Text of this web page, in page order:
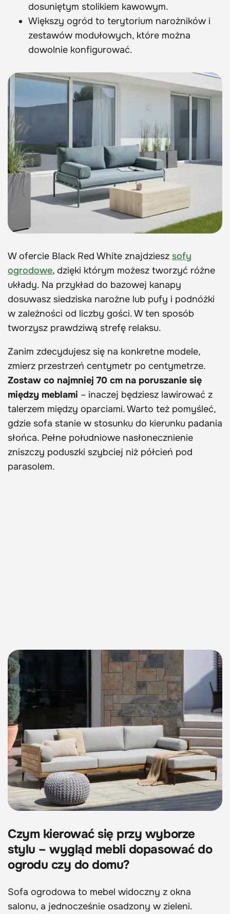
dosuniętym stolikiem kawowym.
Większy ogród to terytorium narożników i
zestawów modułowych, które można
dowolnie konfigurować.
W ofercie Black Red White znajdziesz sofy
ogrodowe, dzięki którym możesz tworzyć różne
układy. Na przykład do bazowej kanapy
dosuwasz siedziska narożne lub pufy i podnóżki
w zależności od liczby gości. W ten sposób
tworzysz prawdziwą strefę relaksu.
Zanim zdecydujesz się na konkretne modele,
zmierz przestrzeń centymetr po centymetrze.
Zostaw co najmniej 70 cm na poruszanie się
między meblami – inaczej będziesz lawirować z
talerzem między oparciami. Warto też pomyśleć,
gdzie sofa stanie w stosunku do kierunku padania
słońca. Pełne południowe nasłonecznienie
zniszczy poduszki szybciej niż półcień pod
parasolem.
Czym kierować się przy wyborze
stylu – wygląd mebli dopasować do
ogrodu czy do domu?
Sofa ogrodowa to mebel widoczny z okna
salonu, a jednocześnie osadzony w zieleni.